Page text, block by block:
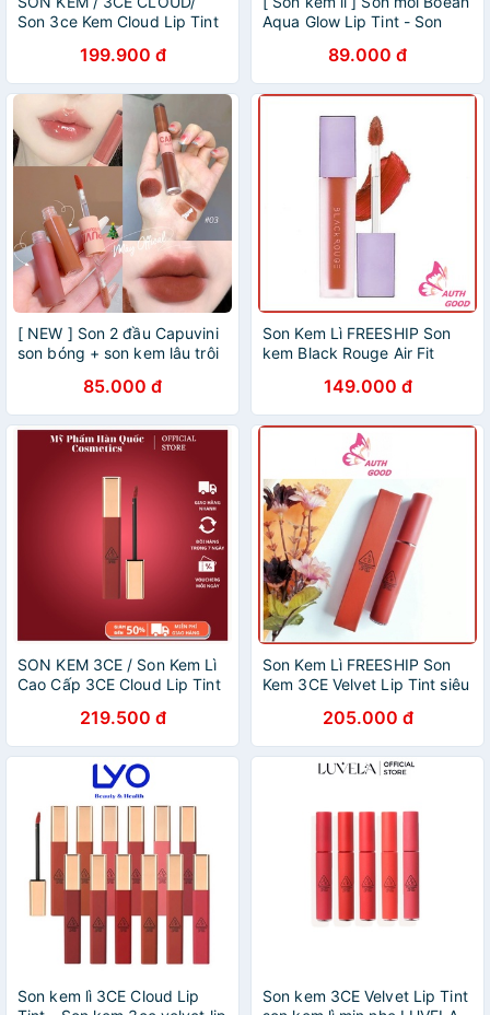
Son 3ce Kem Cloud Lip Tint
199.900 đ
Aqua Glow Lip Tint - Son
89.000 đ
[ NEW ] Son 2 đầu Capuvini
son bóng + son kem lâu trôi
85.000 đ
Son Kem Lì FREESHIP Son
kem Black Rouge Air Fit
149.000 đ
SON KEM 3CE / Son Kem Lì
Cao Cấp 3CE Cloud Lip Tint
219.500 đ
Son Kem Lì FREESHIP Son
Kem 3CE Velvet Lip Tint siêu
205.000 đ
Son kem lì 3CE Cloud Lip
Son kem 3CE Velvet Lip Tint